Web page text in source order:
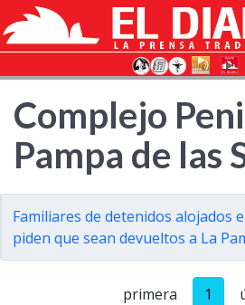
Complejo
Pampa de las
Familiares de detenidos alojados
piden que sean devueltos a La
primera 1